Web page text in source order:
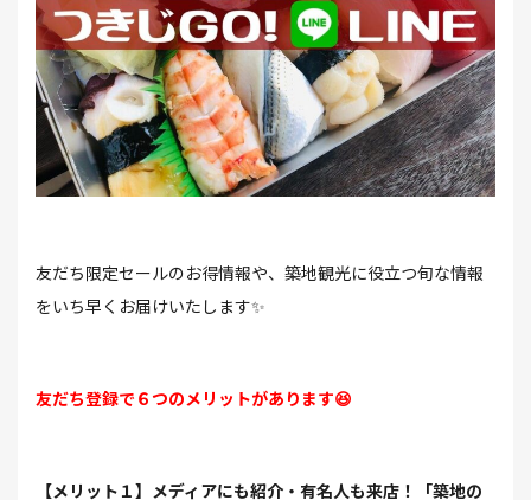
友だち限定セールのお得情報や、築地観光に役立つ旬な情報
をいち早くお届けいたします✨
友だち登録で６つのメリットがあります😆
【メリット１】メディアにも紹介・有名人も来店！「築地の